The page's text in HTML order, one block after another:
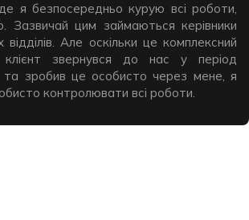
я безпосередньо курую всі роботи,
Зазвичай цим займаються керівники
відділів. Але оскільки це комплексний
клієнт звернувся до нас у період
та зробив це особисто через мене, я
контролювати всі роботи.